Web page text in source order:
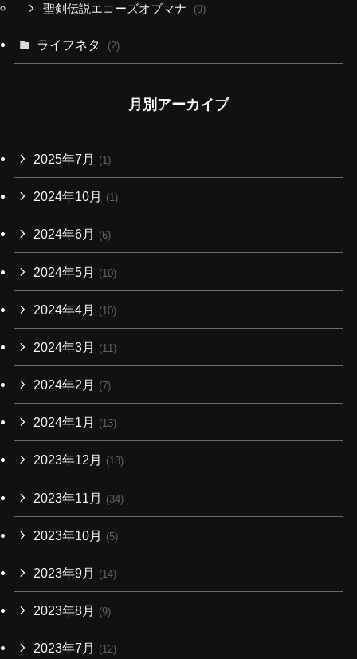
聖剣伝説エコーズオブマナ (9)
ライフネタ (2)
月別アーカイブ
2025年7月 (1)
2024年10月 (1)
2024年6月 (6)
2024年5月 (10)
2024年4月 (10)
2024年3月 (11)
2024年2月 (7)
2024年1月 (13)
2023年12月 (18)
2023年11月 (34)
2023年10月 (5)
2023年9月 (14)
2023年8月 (9)
2023年7月 (12)